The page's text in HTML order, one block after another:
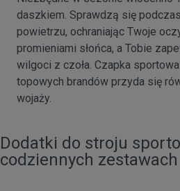
daszkiem. Sprawdzą się
powietrzu, ochraniając Twoje
promieniami słońca, a Tobie
wilgoci z czoła. Czapka
topowych brandów przyda się
wojaży.
Dodatki do stroju
codziennych zestawach